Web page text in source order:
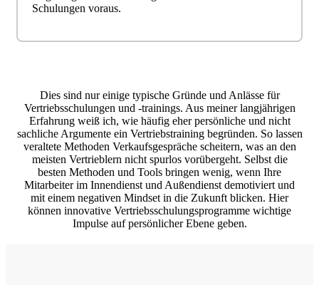
Schulungen voraus.
Dies sind nur einige typische Gründe und Anlässe für
Vertriebsschulungen und -trainings. Aus meiner langjährigen
Erfahrung weiß ich, wie häufig eher persönliche und nicht
sachliche Argumente ein Vertriebstraining begründen. So lassen
veraltete Methoden Verkaufsgespräche scheitern, was an den
meisten Vertrieblern nicht spurlos vorübergeht. Selbst die
besten Methoden und Tools bringen wenig, wenn Ihre
Mitarbeiter im Innendienst und Außendienst demotiviert und
mit einem negativen Mindset in die Zukunft blicken. Hier
können innovative Vertriebsschulungsprogramme wichtige
Impulse auf persönlicher Ebene geben.